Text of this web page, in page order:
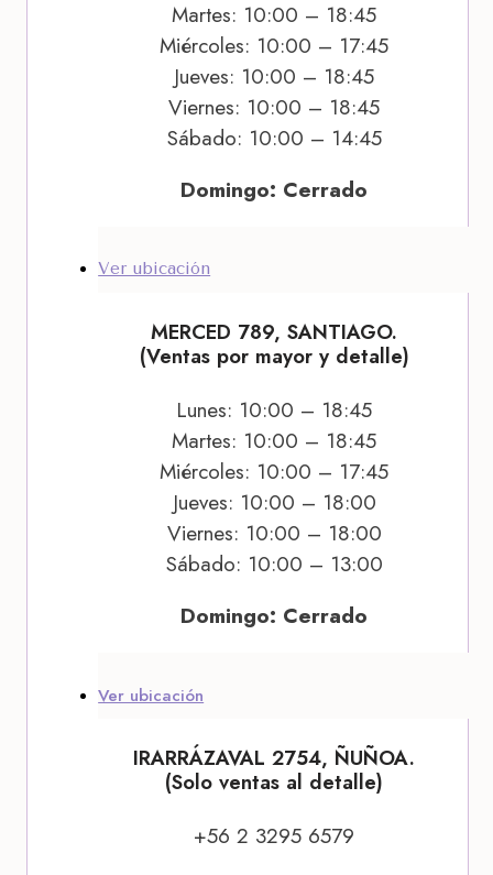
Martes: 10:00 – 18:45
Miércoles: 10:00 – 17:45
Jueves: 10:00 – 18:45
Viernes: 10:00 – 18:45
Sábado: 10:00 – 14:45
Domingo: Cerrado
Ver ubicación
MERCED 789, SANTIAGO.
(Ventas por mayor y detalle)
Lunes: 10:00 – 18:45
Martes: 10:00 – 18:45
Miércoles: 10:00 – 17:45
Jueves: 10:00 – 18:00
Viernes: 10:00 – 18:00
Sábado: 10:00 – 13:00
Domingo: Cerrado
Ver ubicación
IRARRÁZAVAL 2754, ÑUÑOA.
(Solo ventas al detalle)
+56 2 3295 6579